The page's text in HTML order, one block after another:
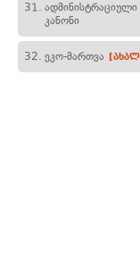
31. ადმინისტრაციული
კანონი
32. ეკო-მართვა